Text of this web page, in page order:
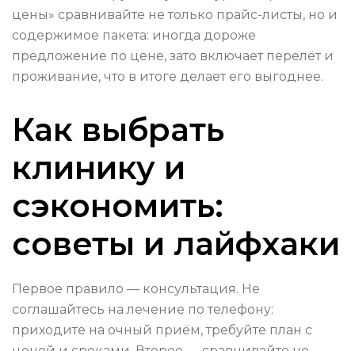
цены» сравнивайте не только прайс-листы, но и
содержимое пакета: иногда дороже
предложение по цене, зато включает перелёт и
проживание, что в итоге делает его выгоднее.
Как выбрать
клинику и
сэкономить:
советы и лайфхаки
Первое правило — консультация. Не
соглашайтесь на лечение по телефону:
приходите на очный приём, требуйте план с